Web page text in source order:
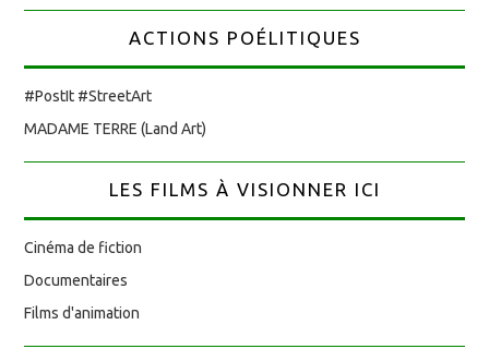
ACTIONS POÉLITIQUES
#PostIt #StreetArt
MADAME TERRE (Land Art)
LES FILMS À VISIONNER ICI
Cinéma de fiction
Documentaires
Films d'animation